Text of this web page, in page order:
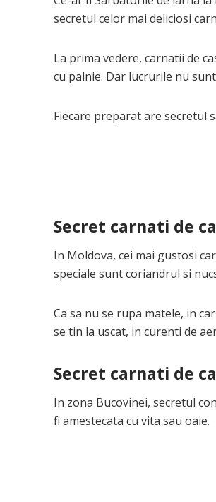
secretul celor mai deliciosi
La prima vedere, carnatii de
cu palnie. Dar lucrurile nu
Fiecare preparat are secretul
Secret carnati de
In Moldova, cei mai gustosi
speciale sunt coriandrul si
Ca sa nu se rupa matele, in
se tin la uscat, in curenti de
Secret carnati de
In zona Bucovinei, secretul
fi amestecata cu vita sau oaie.